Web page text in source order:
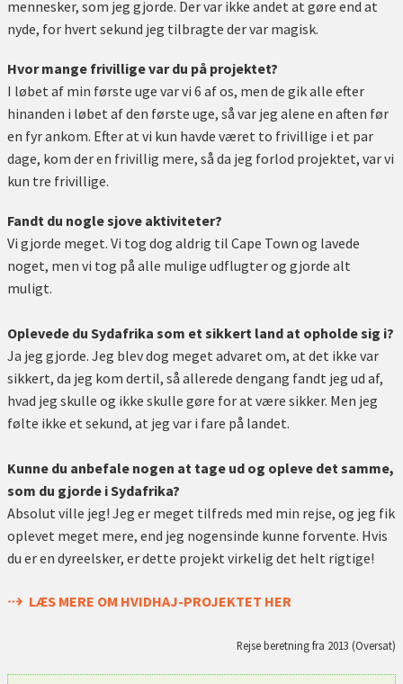
mennesker, som jeg gjorde. Der var ikke andet at gøre end at
nyde, for hvert sekund jeg tilbragte der var magisk.
Hvor mange frivillige var du på projektet?
I løbet af min første uge var vi 6 af os, men de gik alle efter
hinanden i løbet af den første uge, så var jeg alene en aften før
en fyr ankom. Efter at vi kun havde været to frivillige i et par
dage, kom der en frivillig mere, så da jeg forlod projektet, var vi
kun tre frivillige.
Fandt du nogle sjove aktiviteter?
Vi gjorde meget. Vi tog dog aldrig til Cape Town og lavede
noget, men vi tog på alle mulige udflugter og gjorde alt
muligt.
Oplevede du Sydafrika som et sikkert land at opholde sig i?
Ja jeg gjorde. Jeg blev dog meget advaret om, at det ikke var
sikkert, da jeg kom dertil, så allerede dengang fandt jeg ud af,
hvad jeg skulle og ikke skulle gøre for at være sikker. Men jeg
følte ikke et sekund, at jeg var i fare på landet.
Kunne du anbefale nogen at tage ud og opleve det samme,
som du gjorde i Sydafrika?
Absolut ville jeg! Jeg er meget tilfreds med min rejse, og jeg fik
oplevet meget mere, end jeg nogensinde kunne forvente. Hvis
du er en dyreelsker, er dette projekt virkelig det helt rigtige!
LÆS MERE OM HVIDHAJ-PROJEKTET HER
Rejse beretning fra 2013 (Oversat)